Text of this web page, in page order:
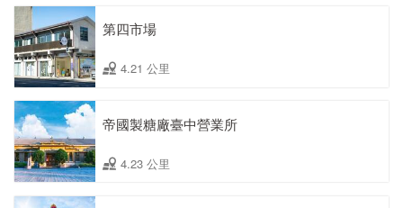
第四市場
4.21 公里
帝國製糖廠臺中營業所
4.23 公里